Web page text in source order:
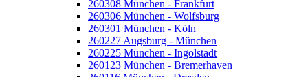
260308 München - Frankfurt
260306 München - Wolfsburg
260301 München - Köln
260227 Augsburg - München
260225 München - Ingolstadt
260123 München - Bremerhaven